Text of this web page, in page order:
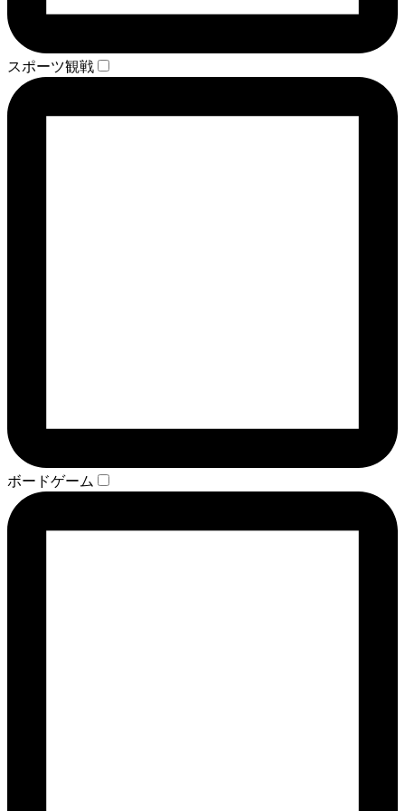
スポーツ観戦
ボードゲーム